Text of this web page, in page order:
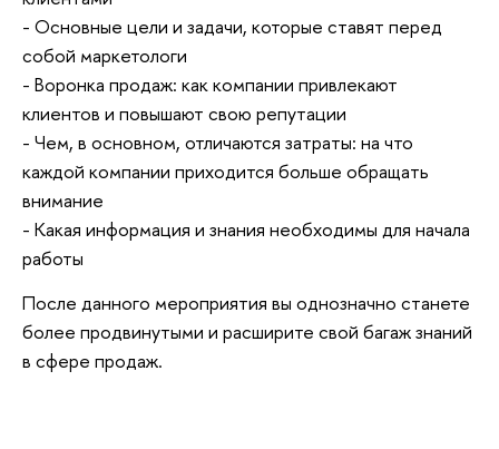
- Основные цели и задачи, которые ставят перед
собой маркетологи
- Воронка продаж: как компании привлекают
клиентов и повышают свою репутации
- Чем, в основном, отличаются затраты: на что
каждой компании приходится больше обращать
внимание
- Какая информация и знания необходимы для начала
работы
После данного мероприятия вы однозначно станете
более продвинутыми и расширите свой багаж знаний
в сфере продаж.